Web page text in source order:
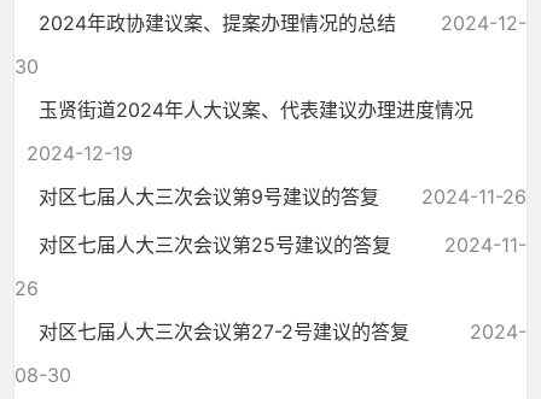
2024年政协建议案、提案办理情况的总结
2024-12-
30
玉贤街道2024年人大议案、代表建议办理进度情况
2024-12-19
对区七届人大三次会议第9号建议的答复
2024-11-26
对区七届人大三次会议第25号建议的答复
2024-11-
26
对区七届人大三次会议第27-2号建议的答复
2024-
08-30